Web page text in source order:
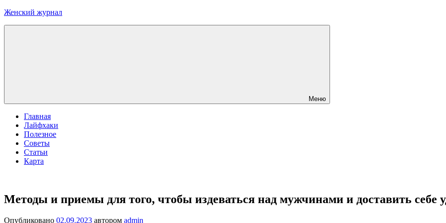
Перейти
Женский журнал
Меню
Главная
Лайфхаки
Полезное
Советы
Статьи
Карта
Методы и приемы для того, чтобы издеваться над мужчинами и доставить себе
Опубликовано 02.09.2023 автором admin